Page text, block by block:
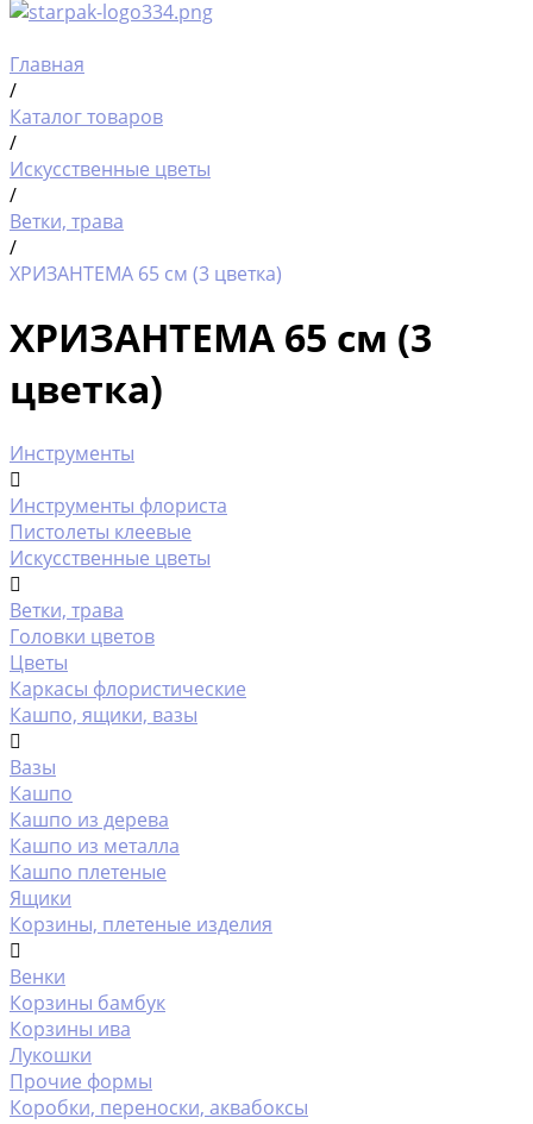
Главная
/
Каталог товаров
/
Искусственные цветы
/
Ветки, трава
/
ХРИЗАНТЕМА 65 см (3 цветка)
ХРИЗАНТЕМА 65 см (3
цветка)
Инструменты
Инструменты флориста
Пистолеты клеевые
Искусственные цветы
Ветки, трава
Головки цветов
Цветы
Каркасы флористические
Кашпо, ящики, вазы
Вазы
Кашпо
Кашпо из дерева
Кашпо из металла
Кашпо плетеные
Ящики
Корзины, плетеные изделия
Венки
Корзины бамбук
Корзины ива
Лукошки
Прочие формы
Коробки, переноски, аквабоксы